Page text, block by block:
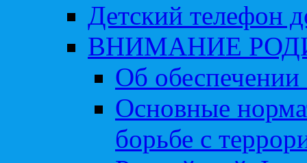
Детский телефон
ВНИМАНИЕ
Об обеспечении
Основные
борьбе с